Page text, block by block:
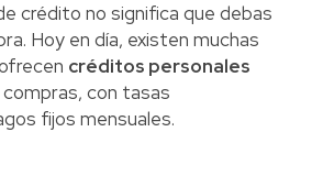
crédito no significa que debas
Hoy en día, existen muchas
créditos personales
con tasas
fijos mensuales.